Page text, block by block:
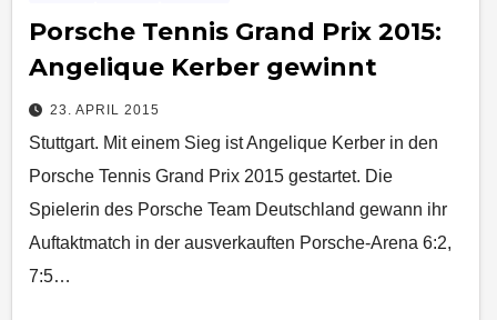
Porsche Tennis Grand Prix 2015:
Angelique Kerber gewinnt
23. APRIL 2015
Stuttgart. Mit einem Sieg ist Angelique Kerber in den
Porsche Tennis Grand Prix 2015 gestartet. Die
Spielerin des Porsche Team Deutschland gewann ihr
Auftaktmatch in der ausverkauften Porsche-Arena 6:2,
7:5…